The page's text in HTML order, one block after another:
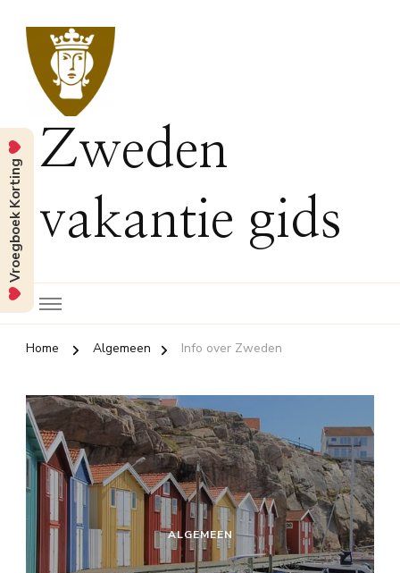
Zweden
vakantie gids
Home Algemeen Info over Zweden
ALGEMEEN
Vroegboek Korting